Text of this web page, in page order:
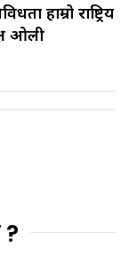
हाम्रो राष्ट्रिय
ओली